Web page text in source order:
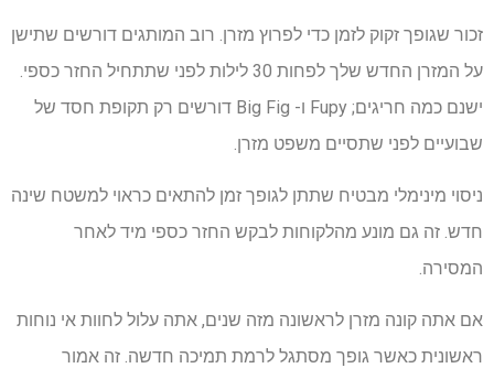
זכור שגופך זקוק לזמן כדי לפרוץ מזרן. רוב המותגים דורשים שתישן
על המזרן החדש שלך לפחות 30 לילות לפני שתתחיל החזר כספי.
ישנם כמה חריגים; Fupy ו- Big Fig דורשים רק תקופת חסד של
שבועיים לפני שתסיים משפט מזרן.
ניסוי מינימלי מבטיח שתתן לגופך זמן להתאים כראוי למשטח שינה
חדש. זה גם מונע מהלקוחות לבקש החזר כספי מיד לאחר
המסירה.
אם אתה קונה מזרן לראשונה מזה שנים, אתה עלול לחוות אי נוחות
ראשונית כאשר גופך מסתגל לרמת תמיכה חדשה. זה אמור